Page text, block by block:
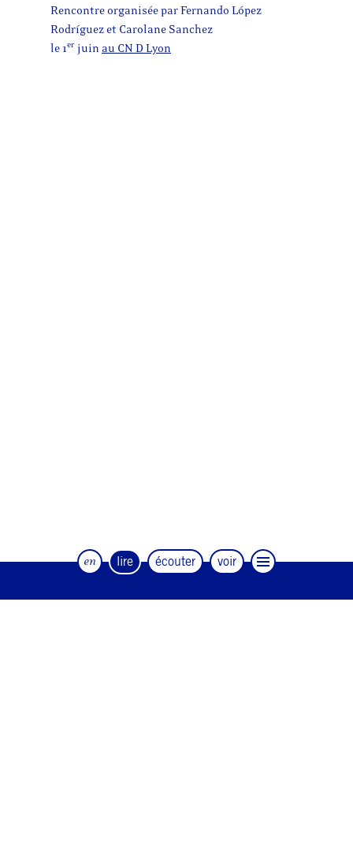
Rencontre organisée par Fernando López
Rodríguez et Carolane Sanchez
le 1er juin au CN D Lyon
en lire écouter voir